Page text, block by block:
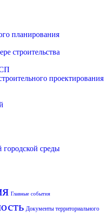
планирования
строительства
проектирования
среды
Главные события
Документы территориального